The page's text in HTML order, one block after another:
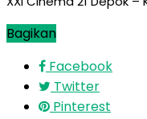
Bagikan
Facebook
Twitter
Pinterest